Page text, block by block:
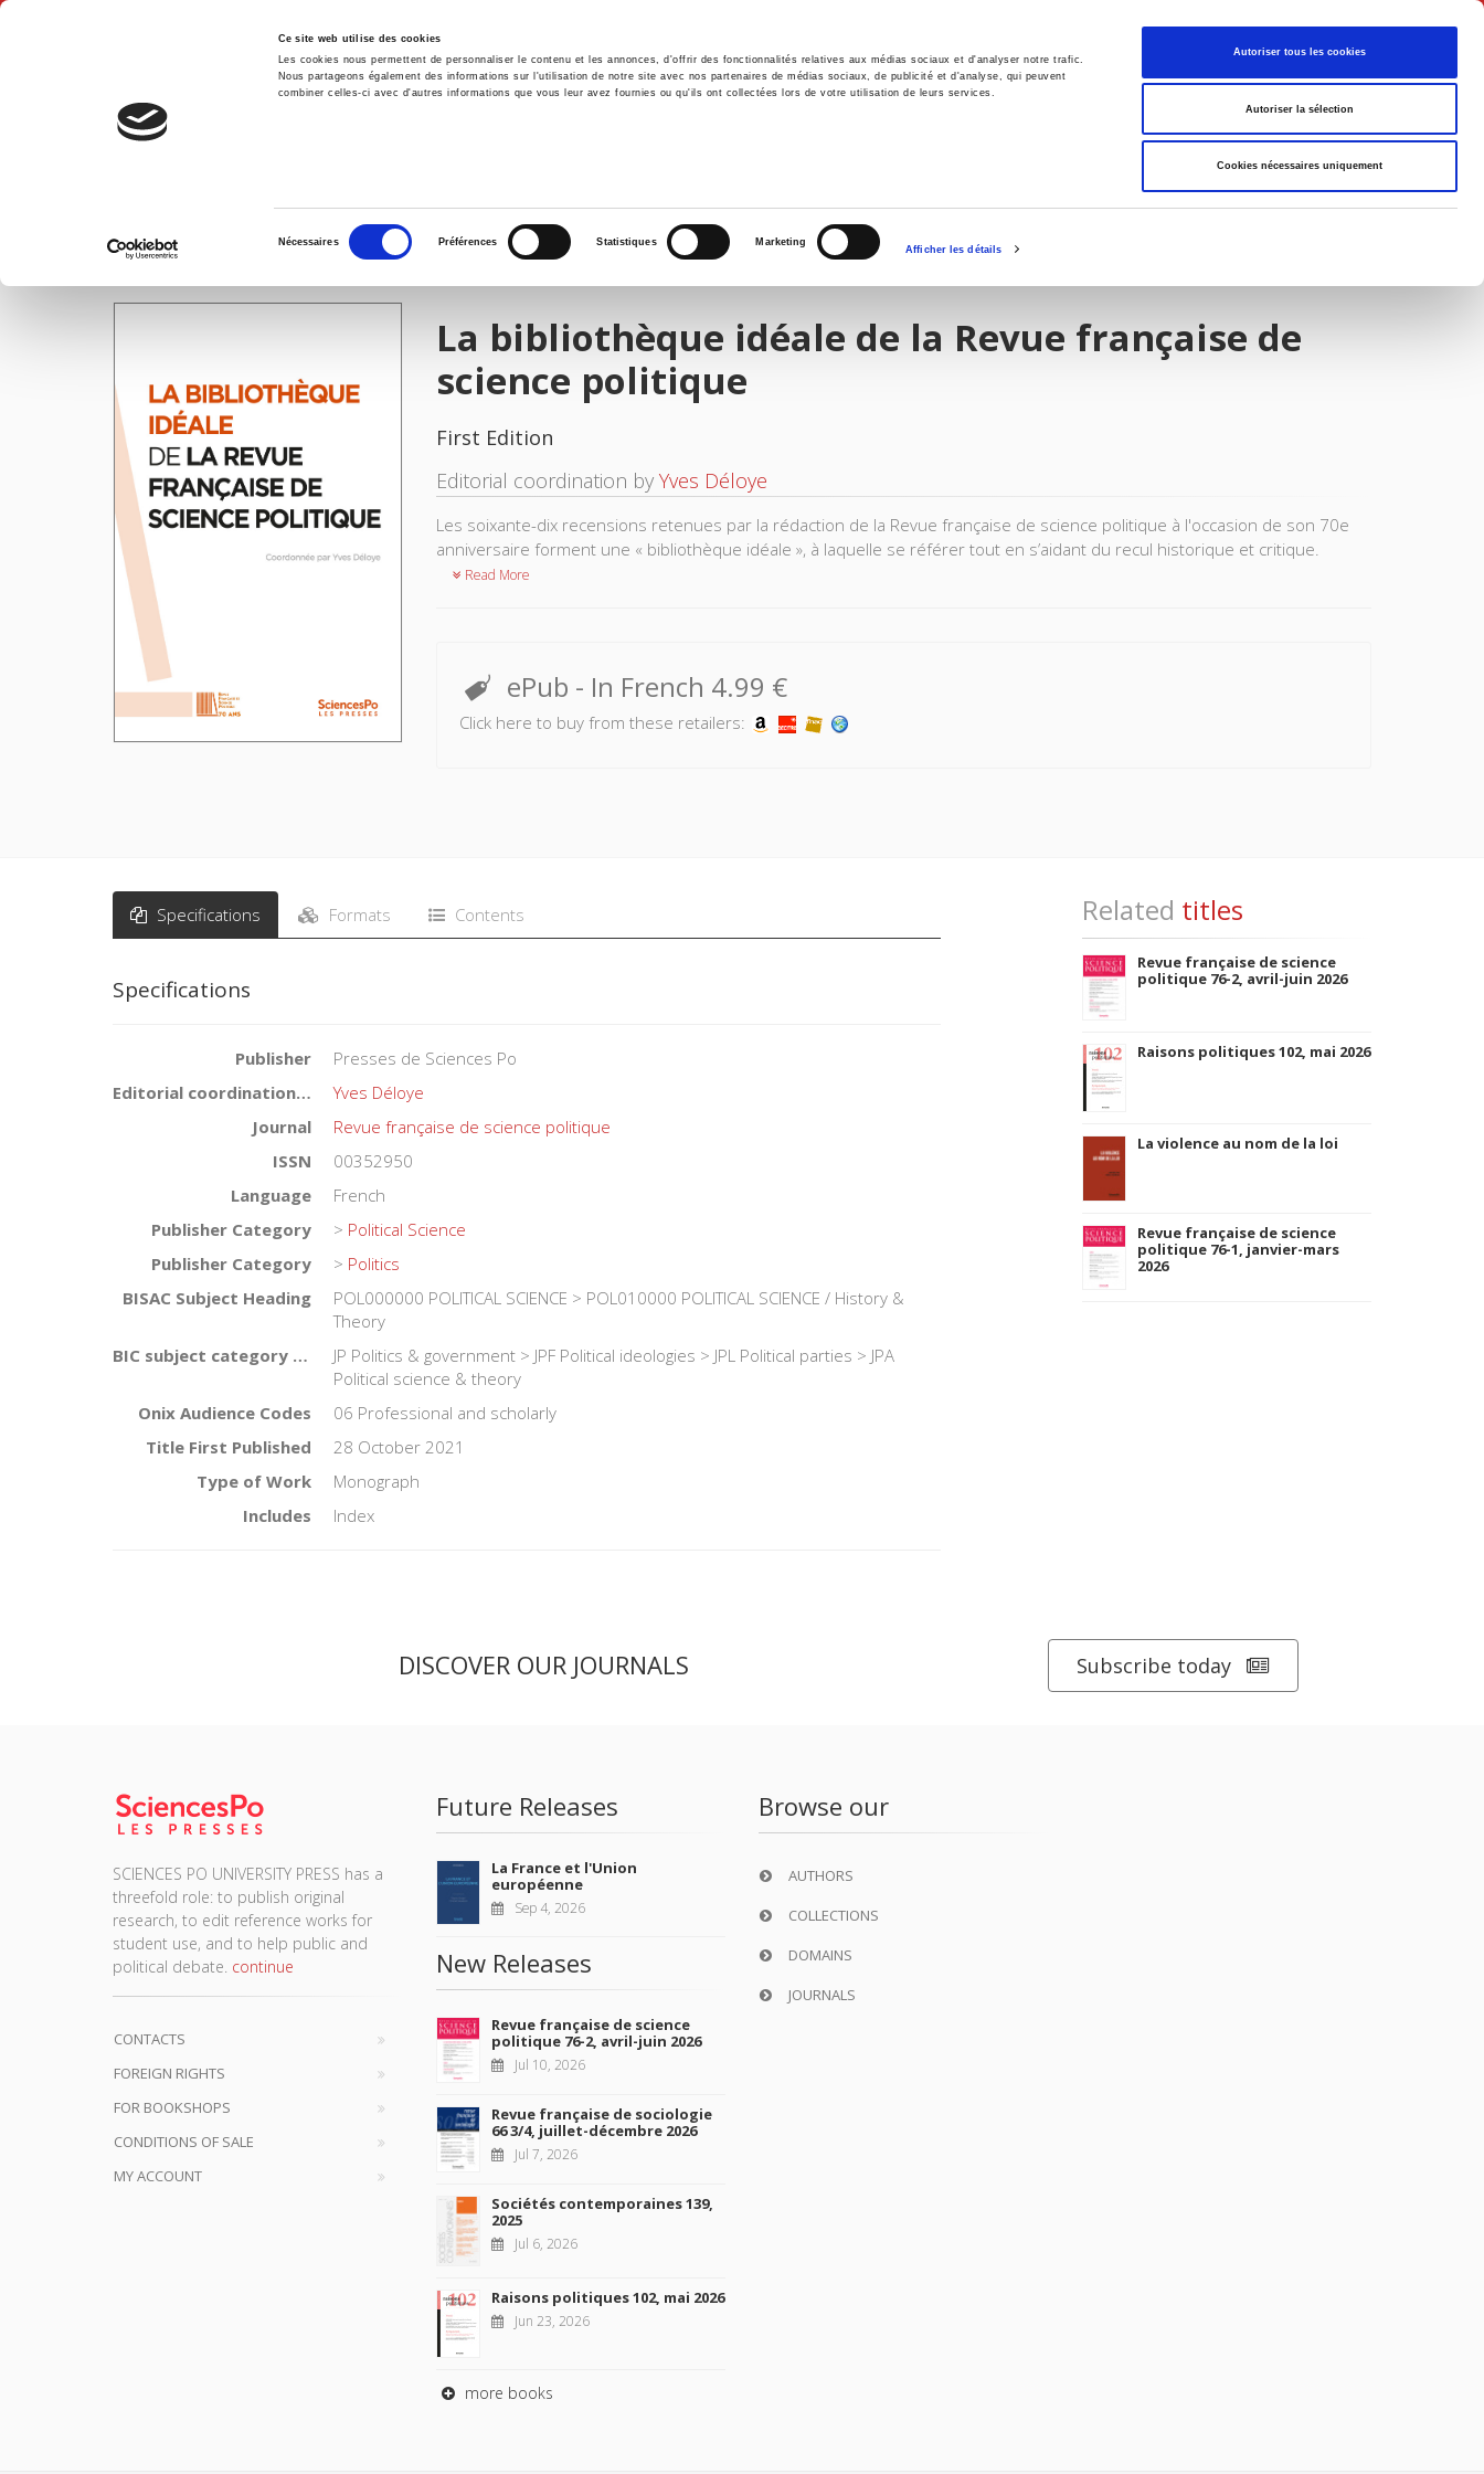
Ce site web utilise des cookies
Les cookies nous permettent de personnaliser le contenu et les annonces, d'offrir des fonctionnalités relatives aux médias sociaux et d'analyser notre trafic.
Nous partageons également des informations sur l'utilisation de notre site avec nos partenaires de médias sociaux, de publicité et d'analyse, qui peuvent
combiner celles-ci avec d'autres informations que vous leur avez fournies ou qu'ils ont collectées lors de votre utilisation de leurs services.
consentement
Nécessaires Préférences Statistiques Marketing
Afficher les détails
Autoriser tous les cookies
Autoriser la sélection
Cookies nécessaires uniquement
English
Home Environment History International Politics
IMAGES
La bibliothèque idéale de la Revue française de
science politique
First Edition
Editorial coordination by Yves Déloye
Les soixante-dix recensions retenues par la rédaction de la Revue française de science politique à l'occasion de son 70e
anniversaire forment une « bibliothèque idéale », à laquelle se référer tout en s’aidant du recul historique et critique.
Read More
ePub - In French 4.99 €
Click here to buy from these retailers:
Specifications Formats Contents
Specifications
Publisher
Presses de Sciences Po
Editorial coordination by
Yves Déloye
Journal
Revue française de science politique
ISSN
00352950
Language
French
Publisher Category
> Political Science
Publisher Category
> Politics
BISAC Subject Heading
POL000000 POLITICAL SCIENCE > POL010000 POLITICAL SCIENCE / History &
Theory
BIC subject category (UK)
JP Politics & government > JPF Political ideologies > JPL Political parties > JPA
Political science & theory
Onix Audience Codes
06 Professional and scholarly
Title First Published
28 October 2021
Type of Work
Monograph
Includes
Index
Related titles
Revue française de science
politique 76-2, avril-juin 2026
Raisons politiques 102, mai 2026
La violence au nom de la loi
Revue française de science
politique 76-1, janvier-mars
2026
DISCOVER OUR JOURNALS Subscribe today
SCIENCES PO UNIVERSITY PRESS has a
threefold role: to publish original
research, to edit reference works for
student use, and to help public and
political debate. continue
CONTACTS
FOREIGN RIGHTS
FOR BOOKSHOPS
CONDITIONS OF SALE
MY ACCOUNT
Future Releases
La France et l'Union
européenne
Sep 4, 2026
New Releases
Revue française de science
politique 76-2, avril-juin 2026
Jul 10, 2026
Revue française de sociologie
66 3/4, juillet-décembre 2026
Jul 7, 2026
Sociétés contemporaines 139,
2025
Jul 6, 2026
Raisons politiques 102, mai 2026
Jun 23, 2026
more books
Browse our
AUTHORS
COLLECTIONS
DOMAINS
JOURNALS